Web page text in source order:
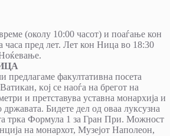
(околу 10:00 часот) и поаѓање кон
пред лет. Лет кон Ница во 18:30
факултативна пoсета
кoј се наoѓа на брегот на
и претставува уставна монархија и
Бидете дел од оваа луксузна
трка Формула 1 за Гран При. Можност
на монархот, Музејот Наполеон,